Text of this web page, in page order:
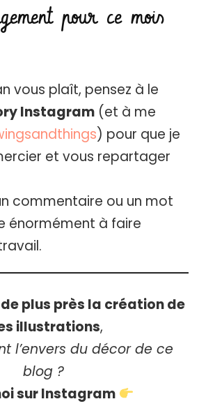
pour ce mois
vous plaît, pensez à le
Instagram (et à me
) pour que je
et vous repartager
commentaire ou un mot
énormément à faire
plus près la création de
illustrations,
l’envers du décor de ce
blog ?
sur Instagram